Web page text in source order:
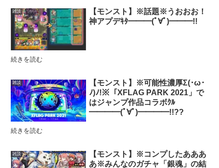
雑談
【モンスト】※話題※うおおお！
神アプデｷﾀ━━━(ﾟ∀ﾟ)━━━!!
続きを読む
雑談
【モンスト】※可能性濃厚Σ(･ω･
ﾉ)ﾉ!※「XFLAG PARK 2021」で
はジャンプ作品コラボｸﾙ
━━━━(ﾟ∀ﾟ)━━━━!!??
続きを読む
雑談
【モンスト】※コンプしたあああ
あ※みんなのガチャ「銀魂」の結